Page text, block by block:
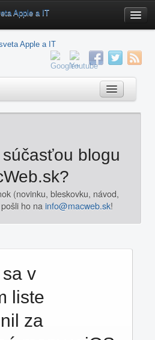
blogu
(novinku, bleskovku, návod,
pošli ho nainfo@macweb.sk!
v
liste
za